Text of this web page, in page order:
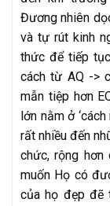
Đương nhiên
và tự rút kinh
thức để tiếp
cách từ AQ ->
mẫn tiệp hơn
lớn nằm ở
rất nhiều đến
chức, rộng
muốn Họ có
của họ đẹp đẽ